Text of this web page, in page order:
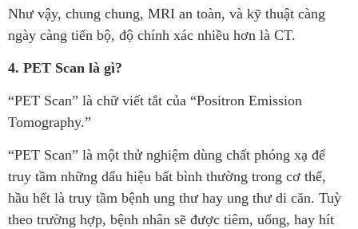
Như vậy, chung chung, MRI an toàn, và kỹ thuật càng
ngày càng tiến bộ, độ chính xác nhiều hơn là CT.
4. PET Scan là gì?
“PET Scan” là chữ viết tắt của “Positron Emission
Tomography.”
“PET Scan” là một thử nghiệm dùng chất phóng xạ để
truy tầm những dấu hiệu bất bình thường trong cơ thể,
hầu hết là truy tầm bệnh ung thư hay ung thư di căn. Tuỳ
theo trường hợp, bệnh nhân sẽ được tiêm, uống, hay hít